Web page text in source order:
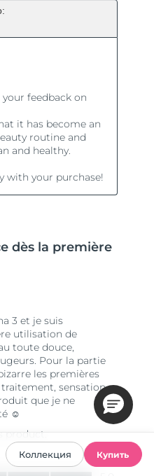
Коллекция Купить